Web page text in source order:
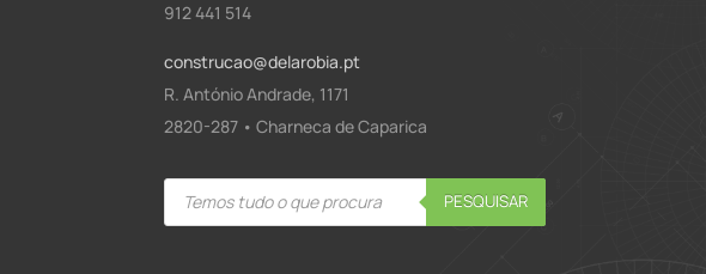
912 441 514
construcao@delarobia.pt
R. António Andrade, 1171
2820-287 • Charneca de Caparica
Products
search PESQUISAR